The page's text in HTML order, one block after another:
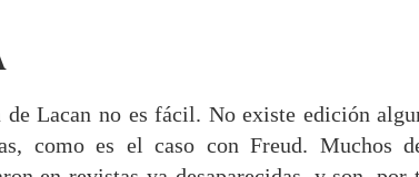
Lacan no es fácil. No existe edición
como es el caso con Freud. Muchos